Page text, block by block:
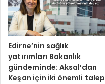
Edirne’nin sağlık
yatırımları Bakanlık
gündeminde: Aksal’dan
Keşan için iki önemli talep